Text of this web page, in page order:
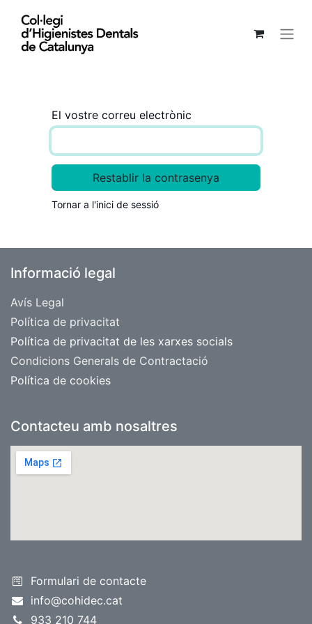
El vostre correu electrònic
Restablir la contrasenya
Tornar a l'inici de sessió
Informació legal
Avís Legal
​Política de privacitat
Política de privacitat de les xarxes socials
Condicions Generals de Contractació
Política de cookies
Contacteu amb nosaltres
Formulari de contacte
info@cohidec.cat
933 210 74​4